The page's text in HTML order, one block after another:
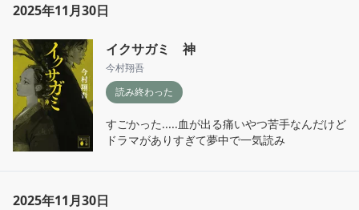
2025年11月30日
イクサガミ 神
今村翔吾
読み終わった
すごかった.....血が出る痛いやつ苦手なんだけど
ドラマがありすぎて夢中で一気読み
2025年11月30日